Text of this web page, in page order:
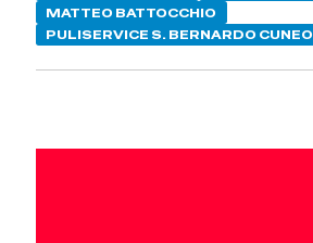
MATTEO BATTOCCHIO
PULISERVICE S. BERNARDO CUNEO